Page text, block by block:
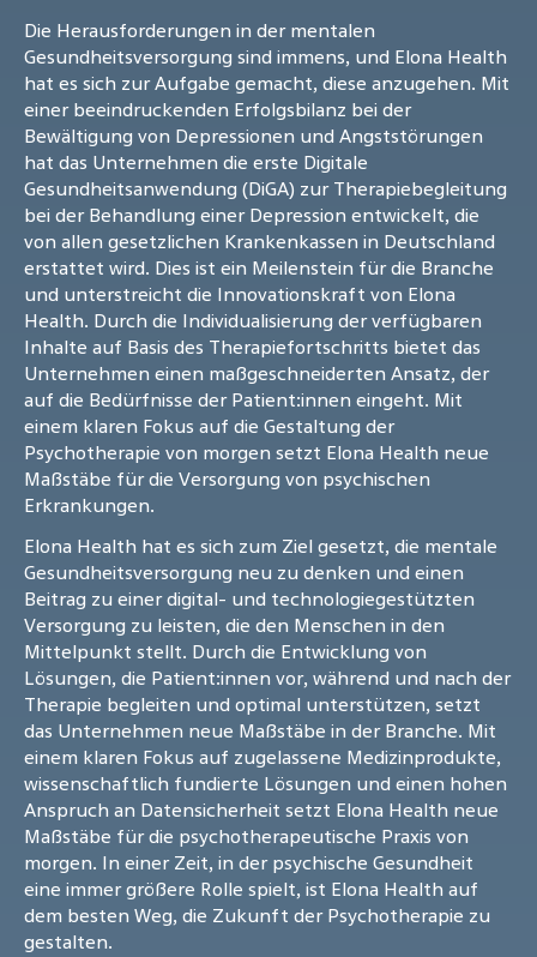
Die Herausforderungen in der mentalen
Gesundheitsversorgung sind immens, und Elona Health
hat es sich zur Aufgabe gemacht, diese anzugehen. Mit
einer beeindruckenden Erfolgsbilanz bei der
Bewältigung von Depressionen und Angststörungen
hat das Unternehmen die erste Digitale
Gesundheitsanwendung (DiGA) zur Therapiebegleitung
bei der Behandlung einer Depression entwickelt, die
von allen gesetzlichen Krankenkassen in Deutschland
erstattet wird. Dies ist ein Meilenstein für die Branche
und unterstreicht die Innovationskraft von Elona
Health. Durch die Individualisierung der verfügbaren
Inhalte auf Basis des Therapiefortschritts bietet das
Unternehmen einen maßgeschneiderten Ansatz, der
auf die Bedürfnisse der Patient:innen eingeht. Mit
einem klaren Fokus auf die Gestaltung der
Psychotherapie von morgen setzt Elona Health neue
Maßstäbe für die Versorgung von psychischen
Erkrankungen.
Elona Health hat es sich zum Ziel gesetzt, die mentale
Gesundheitsversorgung neu zu denken und einen
Beitrag zu einer digital- und technologiegestützten
Versorgung zu leisten, die den Menschen in den
Mittelpunkt stellt. Durch die Entwicklung von
Lösungen, die Patient:innen vor, während und nach der
Therapie begleiten und optimal unterstützen, setzt
das Unternehmen neue Maßstäbe in der Branche. Mit
einem klaren Fokus auf zugelassene Medizinprodukte,
wissenschaftlich fundierte Lösungen und einen hohen
Anspruch an Datensicherheit setzt Elona Health neue
Maßstäbe für die psychotherapeutische Praxis von
morgen. In einer Zeit, in der psychische Gesundheit
eine immer größere Rolle spielt, ist Elona Health auf
dem besten Weg, die Zukunft der Psychotherapie zu
gestalten.